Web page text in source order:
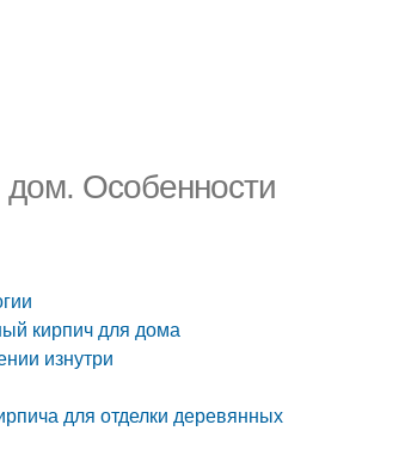
Особенности
кирпич для дома
изнутри
для отделки деревянных